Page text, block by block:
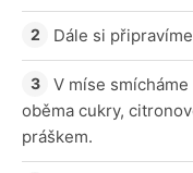
Dále si
V míse
oběma cukry,
práškem.